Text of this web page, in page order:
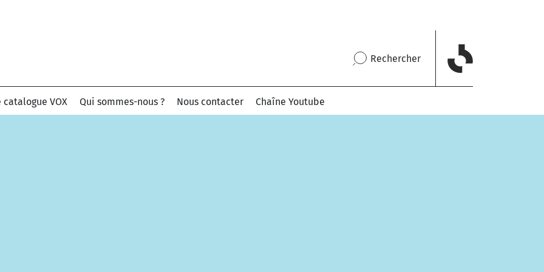
Rechercher
VOX Qui sommes-nous ? Nous contacter Chaîne Youtube